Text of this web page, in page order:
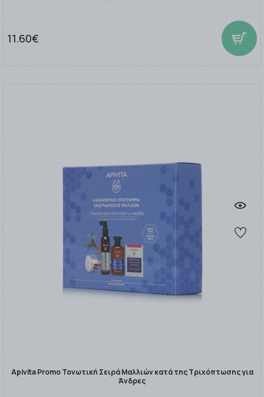
11.60€
Apivita Promo Τονωτική Σειρά Μαλλιών κατά της Τριχόπτωσης για
Άνδρες